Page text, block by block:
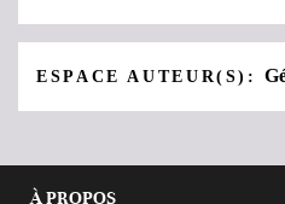
ESPACE AUTEUR(S):
À PROPOS